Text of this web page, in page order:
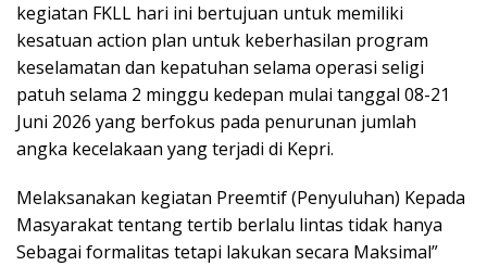
kegiatan FKLL hari ini bertujuan untuk memiliki
kesatuan action plan untuk keberhasilan program
keselamatan dan kepatuhan selama operasi seligi
patuh selama 2 minggu kedepan mulai tanggal 08-21
Juni 2026 yang berfokus pada penurunan jumlah
angka kecelakaan yang terjadi di Kepri.
Melaksanakan kegiatan Preemtif (Penyuluhan) Kepada
Masyarakat tentang tertib berlalu lintas tidak hanya
Sebagai formalitas tetapi lakukan secara Maksimal”